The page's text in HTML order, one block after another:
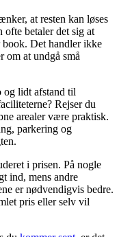
at resten kan løses
ofte betaler det sig at
Det handler ikke
om at undgå små
og lidt afstand til
Rejser du
arealer være praktisk.
parkering og
i prisen. På nogle
ind, mens andre
er nødvendigvis bedre.
pris eller selv vil